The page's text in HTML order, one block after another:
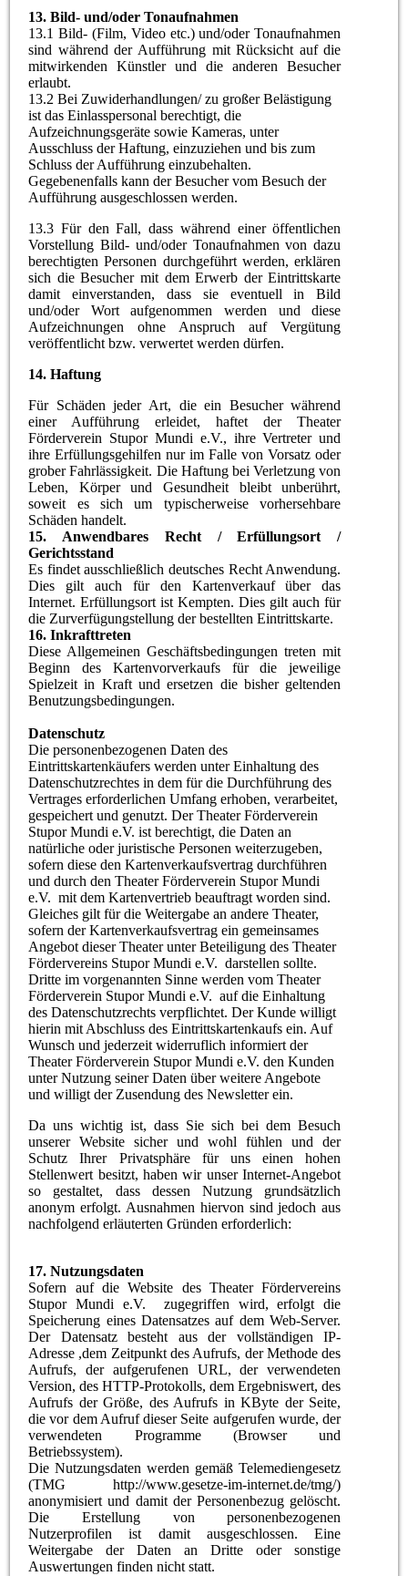
13.Bild- und/oder Tonaufnahmen
13.1 Bild- (Film, Video etc.) und/oder Tonaufnahmen
sind während der Aufführung mit Rücksicht auf die
mitwirkenden Künstler und die anderen Besucher
erlaubt.
13.2 Bei Zuwiderhandlungen/ zu großer Belästigung
ist das Einlasspersonal berechtigt, die
Aufzeichnungsgeräte sowie Kameras, unter
Ausschluss der Haftung, einzuziehen und bis zum
Schluss der Aufführung einzubehalten.
Gegebenenfalls kann der Besucher vom Besuch der
Aufführung ausgeschlossen werden.
13.3 Für den Fall, dass während einer öffentlichen
Vorstellung Bild- und/oder Tonaufnahmen von dazu
berechtigten Personen durchgeführt werden, erklären
sich die Besucher mit dem Erwerb der Eintrittskarte
damit einverstanden, dass sie eventuell in Bild
und/oder Wort aufgenommen werden und diese
Aufzeichnungen ohne Anspruch auf Vergütung
veröffentlicht bzw. verwertet werden dürfen.
14.Haftung
Für Schäden jeder Art, die ein Besucher während
einer Aufführung erleidet, haftet der Theater
Förderverein Stupor Mundi e.V., ihre Vertreter und
ihre Erfüllungsgehilfen nur im Falle von Vorsatz oder
grober Fahrlässigkeit. Die Haftung bei Verletzung von
Leben, Körper und Gesundheit bleibt unberührt,
soweit es sich um typischerweise vorhersehbare
Schäden handelt.
15. Anwendbares Recht / Erfüllungsort /
Gerichtsstand
Es findet ausschließlich deutsches Recht Anwendung.
Dies gilt auch für den Kartenverkauf über das
Internet. Erfüllungsort ist Kempten. Dies gilt auch für
die Zurverfügungstellung der bestellten Eintrittskarte.
16.Inkrafttreten
Diese Allgemeinen Geschäftsbedingungen treten mit
Beginn des Kartenvorverkaufs für die jeweilige
Spielzeit in Kraft und ersetzen die bisher geltenden
Benutzungsbedingungen.
Datenschutz
Die personenbezogenen Daten des
Eintrittskartenkäufers werden unter Einhaltung des
Datenschutzrechtes in dem für die Durchführung des
Vertrages erforderlichen Umfang erhoben, verarbeitet,
gespeichert und genutzt. Der Theater Förderverein
Stupor Mundi e.V. ist berechtigt, die Daten an
natürliche oder juristische Personen weiterzugeben,
sofern diese den Kartenverkaufsvertrag durchführen
und durch den Theater Förderverein Stupor Mundi
e.V. mit dem Kartenvertrieb beauftragt worden sind.
Gleiches gilt für die Weitergabe an andere Theater,
sofern der Kartenverkaufsvertrag ein gemeinsames
Angebot dieser Theater unter Beteiligung des Theater
Fördervereins Stupor Mundi e.V. darstellen sollte.
Dritte im vorgenannten Sinne werden vom Theater
Förderverein Stupor Mundi e.V. auf die Einhaltung
des Datenschutzrechts verpflichtet. Der Kunde willigt
hierin mit Abschluss des Eintrittskartenkaufs ein. Auf
Wunsch und jederzeit widerruflich informiert der
Theater Förderverein Stupor Mundi e.V. den Kunden
unter Nutzung seiner Daten über weitere Angebote
und willigt der Zusendung des Newsletter ein.
Da uns wichtig ist, dass Sie sich bei dem Besuch
unserer Website sicher und wohl fühlen und der
Schutz Ihrer Privatsphäre für uns einen hohen
Stellenwert besitzt, haben wir unser Internet-Angebot
so gestaltet, dass dessen Nutzung grundsätzlich
anonym erfolgt. Ausnahmen hiervon sind jedoch aus
nachfolgend erläuterten Gründen erforderlich:
17. Nutzungsdaten
Sofern auf die Website des Theater Fördervereins
Stupor Mundi e.V. zugegriffen wird, erfolgt die
Speicherung eines Datensatzes auf dem Web-Server.
Der Datensatz besteht aus der vollständigen IP-
Adresse ,dem Zeitpunkt des Aufrufs, der Methode des
Aufrufs, der aufgerufenen URL, der verwendeten
Version, des HTTP-Protokolls, dem Ergebniswert, des
Aufrufs der Größe, des Aufrufs in KByte der Seite,
die vor dem Aufruf dieser Seite aufgerufen wurde, der
verwendeten Programme (Browser und
Betriebssystem).
Die Nutzungsdaten werden gemäß Telemediengesetz
(TMG http://www.gesetze-im-internet.de/tmg/)
anonymisiert und damit der Personenbezug gelöscht.
Die Erstellung von personenbezogenen
Nutzerprofilen ist damit ausgeschlossen. Eine
Weitergabe der Daten an Dritte oder sonstige
Auswertungen finden nicht statt.